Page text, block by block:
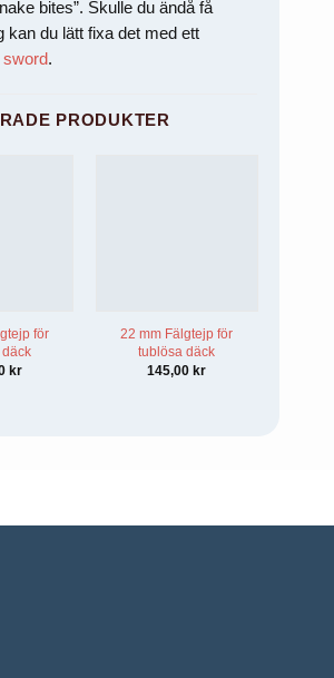
bites”. Skulle du ändå få
kan du lätt fixa det med ett
.
PRODUKTER
för
kr
22 mm Fälgtejp för
tublösa däck
145,00kr